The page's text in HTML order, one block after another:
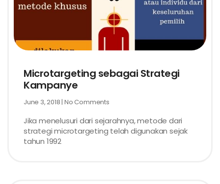
Microtargeting sebagai Strategi
Kampanye
June 3, 2018 No Comments
Jika menelusuri dari sejarahnya, metode dari
strategi microtargeting telah digunakan sejak
tahun 1992